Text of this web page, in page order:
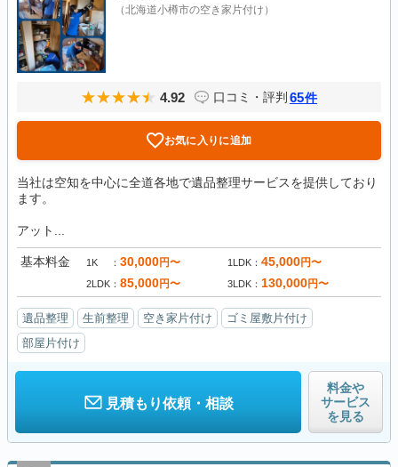
（北海道小樽市の空き家片付け）
4.92 口コミ・評判 65件
お気に入りに追加
当社は空知を中心に全道各地で遺品整理サービスを提供しており
ます。
アット...
基本料金 1K 30,000円〜 1LDK 45,000円〜
2LDK 85,000円〜 3LDK 130,000円〜
遺品整理 生前整理 空き家片付け
ゴミ屋敷片付け
部屋片付け
見積もり依頼・相談
料金や
サービス
を見る